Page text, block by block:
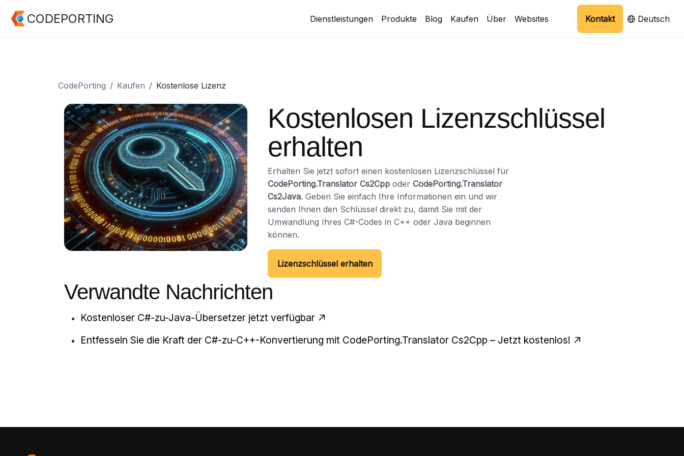
CODEPORTING Dienstleistungen Produkte Blog Kaufen Über Websites Kontakt Deutsch
CodePorting Kaufen Kostenlose Lizenz
Kostenlosen Lizenzschlüssel
erhalten
Erhalten Sie jetzt sofort einen kostenlosen Lizenzschlüssel für
CodePorting.Translator Cs2Cpp oderCodePorting.Translator
Cs2Java. Geben Sie einfach Ihre Informationen ein und wir
senden Ihnen den Schlüssel direkt zu, damit Sie mit der
Umwandlung Ihres C#-Codes in C++ oder Java beginnen
können.
Lizenzschlüssel erhalten
Verwandte Nachrichten
Kostenloser C#-zu-Java-Übersetzer jetzt verfügbar
Entfesseln Sie die Kraft der C#-zu-C++-Konvertierung mit CodePorting.Translator Cs2Cpp – Jetzt kostenlos!